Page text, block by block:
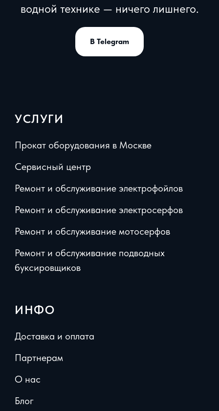
водной технике — ничего лишнего.
В Telegram
УСЛУГИ
Прокат оборудования в Москве
Сервисный центр
Ремонт и обслуживание электрофойлов
Ремонт и обслуживание электросерфов
Ремонт и обслуживание мотосерфов
Ремонт и обслуживание подводных
буксировщиков
ИНФО
Доставка и оплата
Партнерам
О нас
Блог